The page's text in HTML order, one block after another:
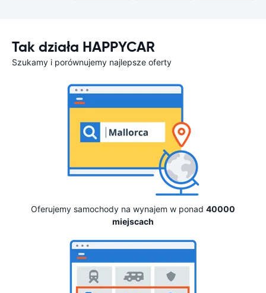
Tak działa HAPPYCAR
Szukamy i porównujemy najlepsze oferty
Oferujemy samochody na wynajem w ponad 40000
miejscach